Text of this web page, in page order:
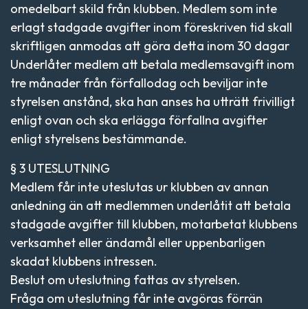
omedelbart skild från klubben. Medlem som inte
erlagt stadgade avgifter inom föreskriven tid skall
skriftligen anmodas att göra detta inom 30 dagar
Underlåter medlem att betala medlemsavgift inom
tre månader från förfallodag och beviljar inte
styrelsen anstånd, ska han anses ha utträtt frivilligt
enligt ovan och ska erlägga förfallna avgifter
enligt styrelsens bestämmande.
§ 3 UTESLUTNING
Medlem får inte uteslutas ur klubben av annan
anledning än att medlemmen underlåtit att betala
stadgade avgifter till klubben, motarbetat klubbens
verksamhet eller ändamål eller uppenbarligen
skadat klubbens intressen.
Beslut om uteslutning fattas av styrelsen.
Fråga om uteslutning får inte avgöras förrän